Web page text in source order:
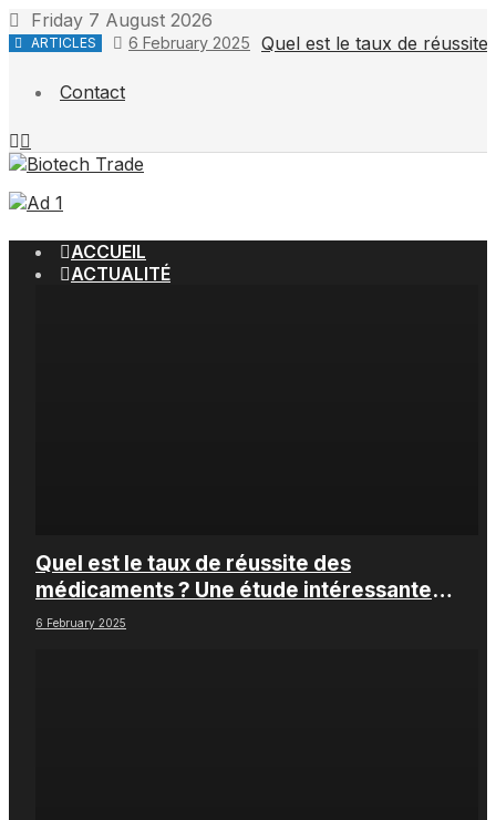
Skip
to
Friday 7 August 2026
ARTICLES 6 February 2025 Quel est le taux de
Contact
ACCUEIL
ACTUALITÉ
Quel est le taux de réussite des
médicaments ? Une étude intéressante
chez les Big Pharmas
6 February 2025